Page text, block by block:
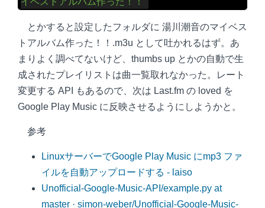
とかすると設定したフォルダに 湯川潮音のマイベス
トアルバム作った！！.m3u として吐かれるはず。あ
まりよく調べてないけど、thumbs up とかの自動で生
成されたプレイリストは曲一覧取れなかった。レート
変更する API もあるので、次は Last.fm の loved を
Google Play Music に反映させるようにしようかと。
参考
LinuxサーバーでGoogle Play Music にmp3 ファ
イルを自動アップロードする - laiso
Unofficial-Google-Music-API/example.py at
master · simon-weber/Unofficial-Google-Music-